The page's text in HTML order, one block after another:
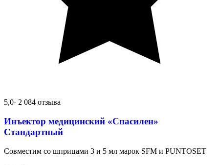
5,0· 2 084 отзыва
Инъектор медицинский «Спасилен»
Стандартный
Совместим со шприцами 3 и 5 мл марок SFM и PUNTOSET